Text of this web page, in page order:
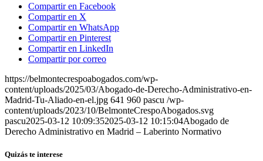
Compartir en Facebook
Compartir en X
Compartir en WhatsApp
Compartir en Pinterest
Compartir en LinkedIn
Compartir por correo
https://belmontecrespoabogados.com/wp-
content/uploads/2025/03/Abogado-de-Derecho-Administrativo-en-
Madrid-Tu-Aliado-en-el.jpg 641 960 pascu /wp-
content/uploads/2023/10/BelmonteCrespoAbogados.svg
pascu2025-03-12 10:09:352025-03-12 10:15:04Abogado de
Derecho Administrativo en Madrid – Laberinto Normativo
Quizás te interese